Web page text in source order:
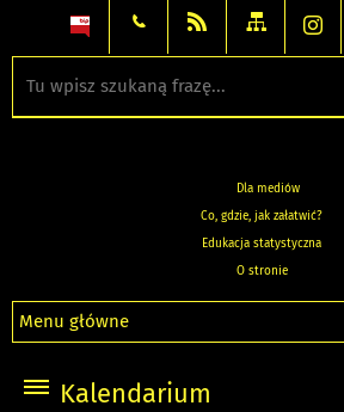
Dla mediów
Co, gdzie, jak załatwić?
Edukacja statystyczna
O stronie
Menu główne
Kalendarium